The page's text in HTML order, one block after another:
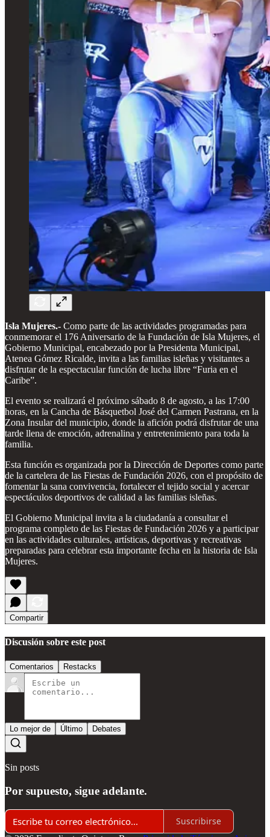
Isla Mujeres.- Como parte de las actividades programadas para
conmemorar el 176 Aniversario de la Fundación de Isla Mujeres, el
Gobierno Municipal, encabezado por la Presidenta Municipal,
Atenea Gómez Ricalde, invita a las familias isleñas y visitantes a
disfrutar de la espectacular función de lucha libre “Furia en el
Caribe”.
El evento se realizará el próximo sábado 8 de agosto, a las 17:00
horas, en la Cancha de Básquetbol José del Carmen Pastrana, en la
Zona Insular del municipio, donde la afición podrá disfrutar de una
tarde llena de emoción, adrenalina y entretenimiento para toda la
familia.
Esta función es organizada por la Dirección de Deportes como parte
de la cartelera de las Fiestas de Fundación 2026, con el propósito de
fomentar la sana convivencia, fortalecer el tejido social y acercar
espectáculos deportivos de calidad a las familias isleñas.
El Gobierno Municipal invita a la ciudadanía a consultar el
programa completo de las Fiestas de Fundación 2026 y a participar
en las actividades culturales, artísticas, deportivas y recreativas
preparadas para celebrar esta importante fecha en la historia de Isla
Mujeres.
Compartir
Discusión sobre este post
Comentarios Restacks
Lo mejor de Último Debates
Sin posts
Por supuesto, sigue adelante.
Suscribirse